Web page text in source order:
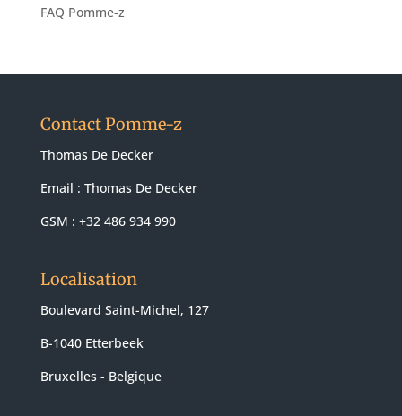
FAQ Pomme-z
Contact Pomme-z
Thomas De Decker
Email : Thomas De Decker
GSM : +32 486 934 990
Localisation
Boulevard Saint-Michel, 127
B-1040 Etterbeek
Bruxelles - Belgique